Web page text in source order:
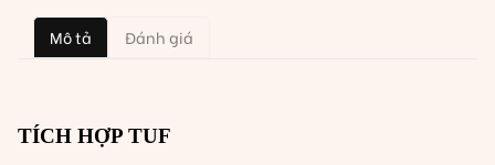
Gaming
(TUF-
RTX3070-
Mô tả Đánh giá
TÍCH HỢP TUF